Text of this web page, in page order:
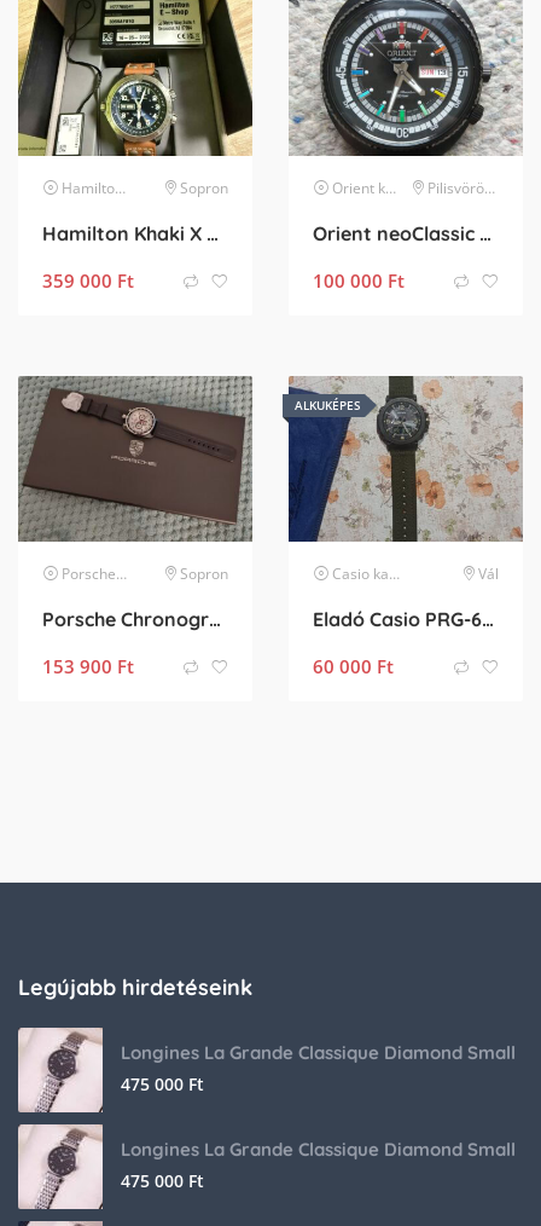
Hamilton karóra Sopron
Hamilton Khaki X Wind
359 000 Ft
Orient karóra Pilisvörösvár
Orient neoClassic sport limited edition + ajándék nato szíj.
100 000 Ft
Porsche Design karóra
Sopron
Porsche Chronograph Race karóra
153 900 Ft
ALKUKÉPES
Casio karóra Vál
Eladó Casio PRG-600YB outdoor karóra
60 000 Ft
Legújabb hirdetéseink
Longines La Grande Classique Diamond Small
475 000 Ft
Longines La Grande Classique Diamond Small
475 000 Ft